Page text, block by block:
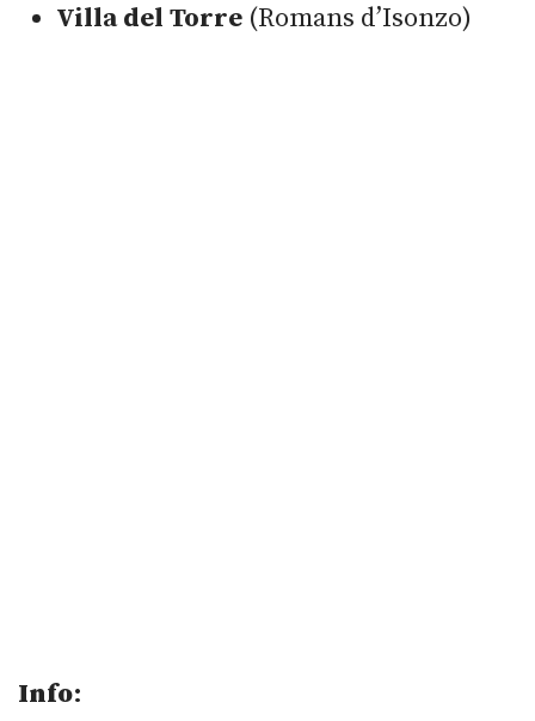
Villa del Torre (Romans d’Isonzo)
Info: